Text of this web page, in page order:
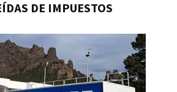
DE IMPUESTOS